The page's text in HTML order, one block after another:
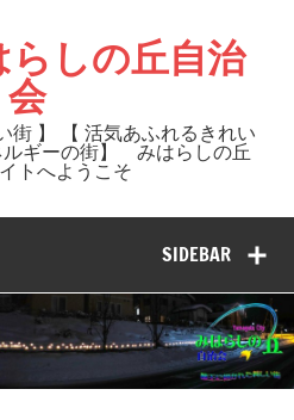
らしの丘自治
会
街 】 【 活気あふれるきれい
ルギーの街】 みはらしの丘
トへようこそ
SIDEBAR